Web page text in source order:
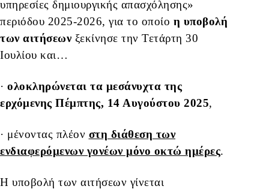
υπηρεσίες δημιουργικής απασχόλησης»
περιόδου 2025-2026, για το οποίο η υποβολή
των αιτήσεων ξεκίνησε την Τετάρτη 30
Ιουλίου και…
· ολοκληρώνεται τα μεσάνυχτα της
ερχόμενης Πέμπτης, 14 Αυγούστου 2025,
· μένοντας πλέον στη διάθεση των
ενδιαφερόμενων γονέων μόνο οκτώ ημέρες.
Η υποβολή των αιτήσεων γίνεται